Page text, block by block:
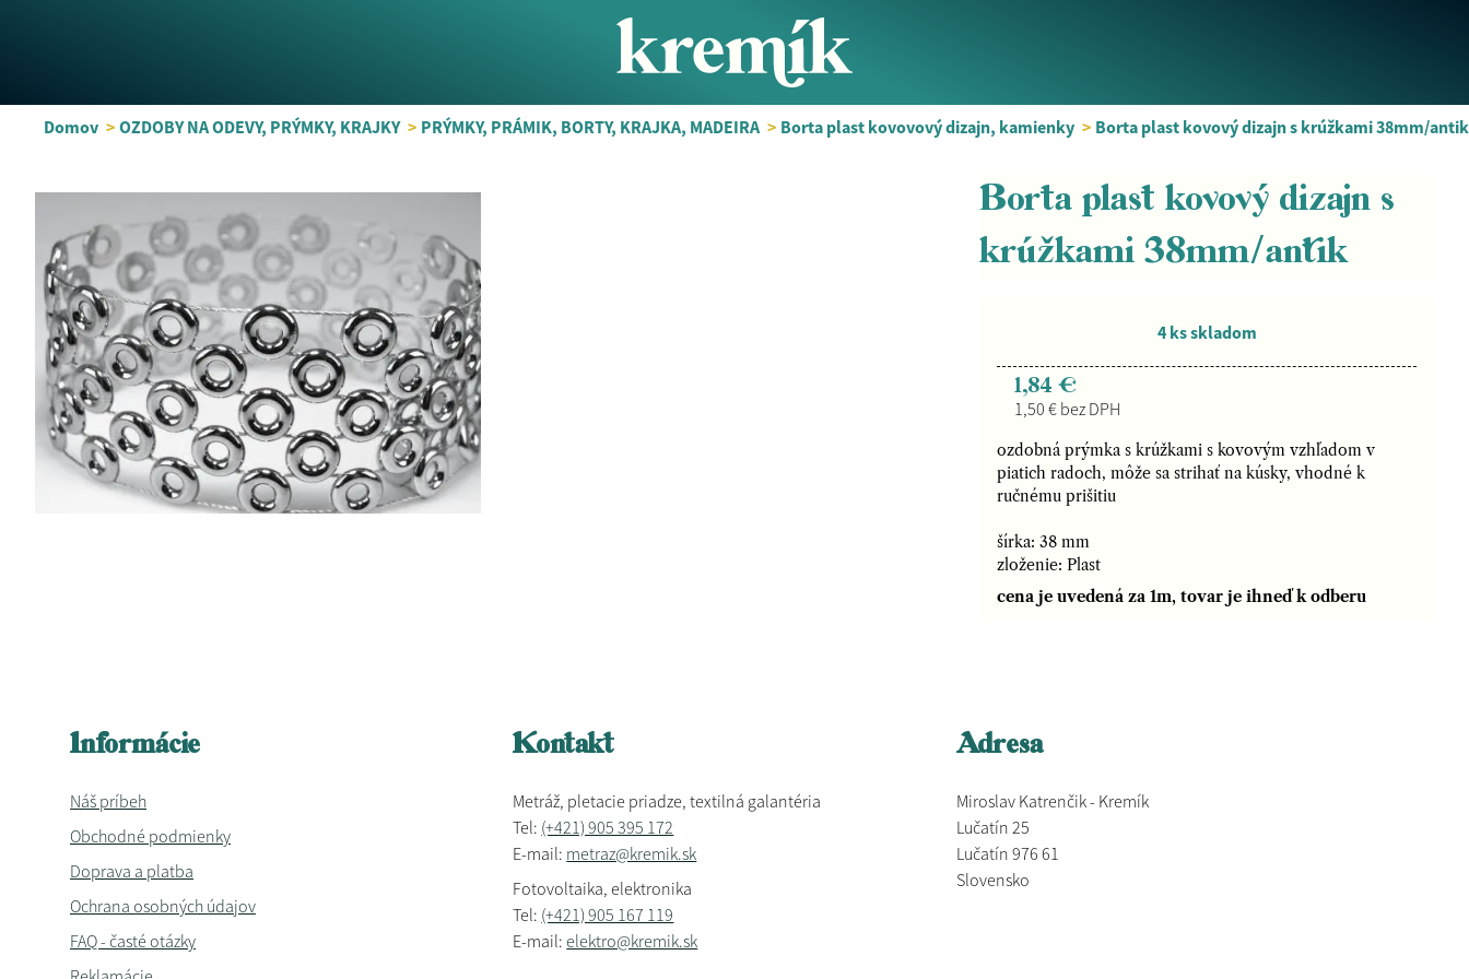
Domov > OZDOBY NA ODEVY, PRÝMKY, KRAJKY > PRÝMKY, PRÁMIK, BORTY, KRAJKA, MADEIRA > Borta plast kovovový dizajn, kamienky > Borta plast kovový dizajn s krúžkami 38mm/antik
Borta plast kovový dizajn s
krúžkami 38mm/antik
4 ks skladom
1,84 €
1,50 € bez DPH
ozdobná prýmka s krúžkami s kovovým vzhľadom v
piatich radoch, môže sa strihať na kúsky, vhodné k
ručnému prišitiu
šírka: 38 mm
zloženie: Plast
cena je uvedená za 1m, tovar je ihneď k odberu
Informácie
Náš príbeh
Obchodné podmienky
Doprava a platba
Ochrana osobných údajov
FAQ - časté otázky
Kontakt
Metráž, pletacie priadze, textilná galantéria
Tel: (+421) 905 395 172
E-mail: metraz@kremik.sk
Fotovoltaika, elektronika
Tel: (+421) 905 167 119
E-mail:elektro@kremik.sk
Adresa
Miroslav Katrenčik - Kremík
Lučatín 25
Lučatín 976 61
Slovensko